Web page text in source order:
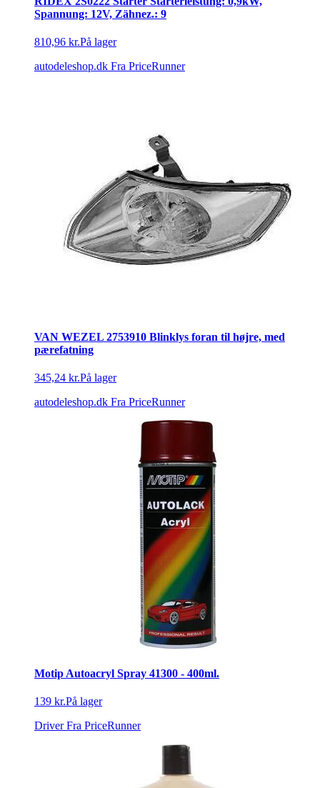
Spannung: 12V, Zähnez.: 9
810,96 kr.På lager
autodeleshop.dk Fra PriceRunner
VAN WEZEL 2753910 Blinklys foran til højre, med
pærefatning
345,24 kr.På lager
autodeleshop.dk Fra PriceRunner
Motip Autoacryl Spray 41300 - 400ml.
139 kr.På lager
Driver Fra PriceRunner